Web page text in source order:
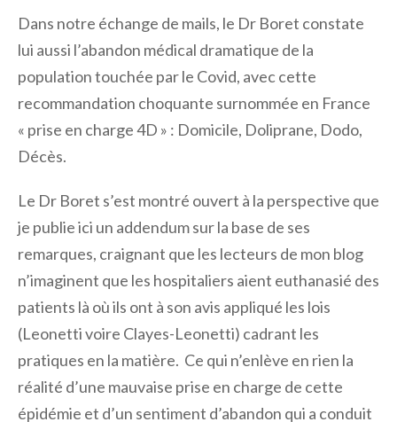
Dans notre échange de mails, le Dr Boret constate
lui aussi l’abandon médical dramatique de la
population touchée par le Covid, avec cette
recommandation choquante surnommée en France
« prise en charge 4D » : Domicile, Doliprane, Dodo,
Décès.
Le Dr Boret s’est montré ouvert à la perspective que
je publie ici un addendum sur la base de ses
remarques, craignant que les lecteurs de mon blog
n’imaginent que les hospitaliers aient euthanasié des
patients là où ils ont à son avis appliqué les lois
(Leonetti voire Clayes-Leonetti) cadrant les
pratiques en la matière. Ce qui n’enlève en rien la
réalité d’une mauvaise prise en charge de cette
épidémie et d’un sentiment d’abandon qui a conduit